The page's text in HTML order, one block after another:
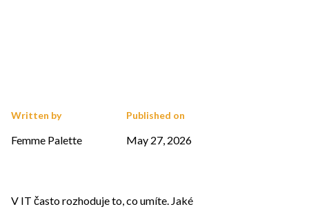
Written by
Femme Palette
Published on
May 27, 2026
V IT často rozhoduje to, co umíte. Jaké